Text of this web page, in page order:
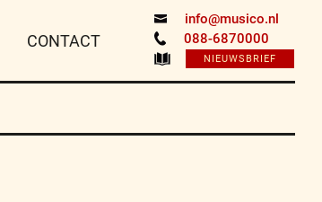
info@musico.nl
088-6870000
NIEUWSBRIEF
CONTACT